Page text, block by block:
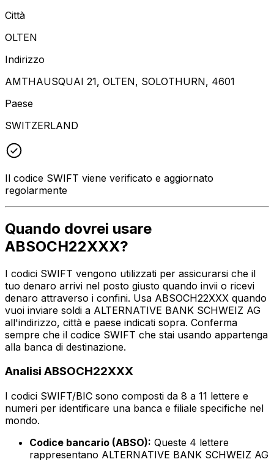
Città
OLTEN
Indirizzo
AMTHAUSQUAI 21, OLTEN, SOLOTHURN, 4601
Paese
SWITZERLAND
Il codice SWIFT viene verificato e aggiornato
regolarmente
Quando dovrei usare
ABSOCH22XXX?
I codici SWIFT vengono utilizzati per assicurarsi che il
tuo denaro arrivi nel posto giusto quando invii o ricevi
denaro attraverso i confini. Usa ABSOCH22XXX quando
vuoi inviare soldi a ALTERNATIVE BANK SCHWEIZ AG
all'indirizzo, città e paese indicati sopra. Conferma
sempre che il codice SWIFT che stai usando appartenga
alla banca di destinazione.
Analisi ABSOCH22XXX
I codici SWIFT/BIC sono composti da 8 a 11 lettere e
numeri per identificare una banca e filiale specifiche nel
mondo.
Codice bancario (ABSO): Queste 4 lettere
rappresentano ALTERNATIVE BANK SCHWEIZ AG